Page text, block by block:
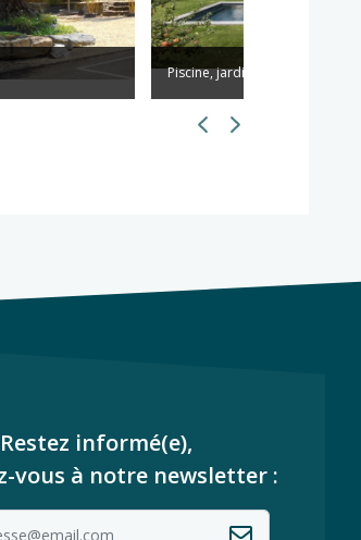
Piscine, jardin
Restez informé(e),
vous à notre newsletter :